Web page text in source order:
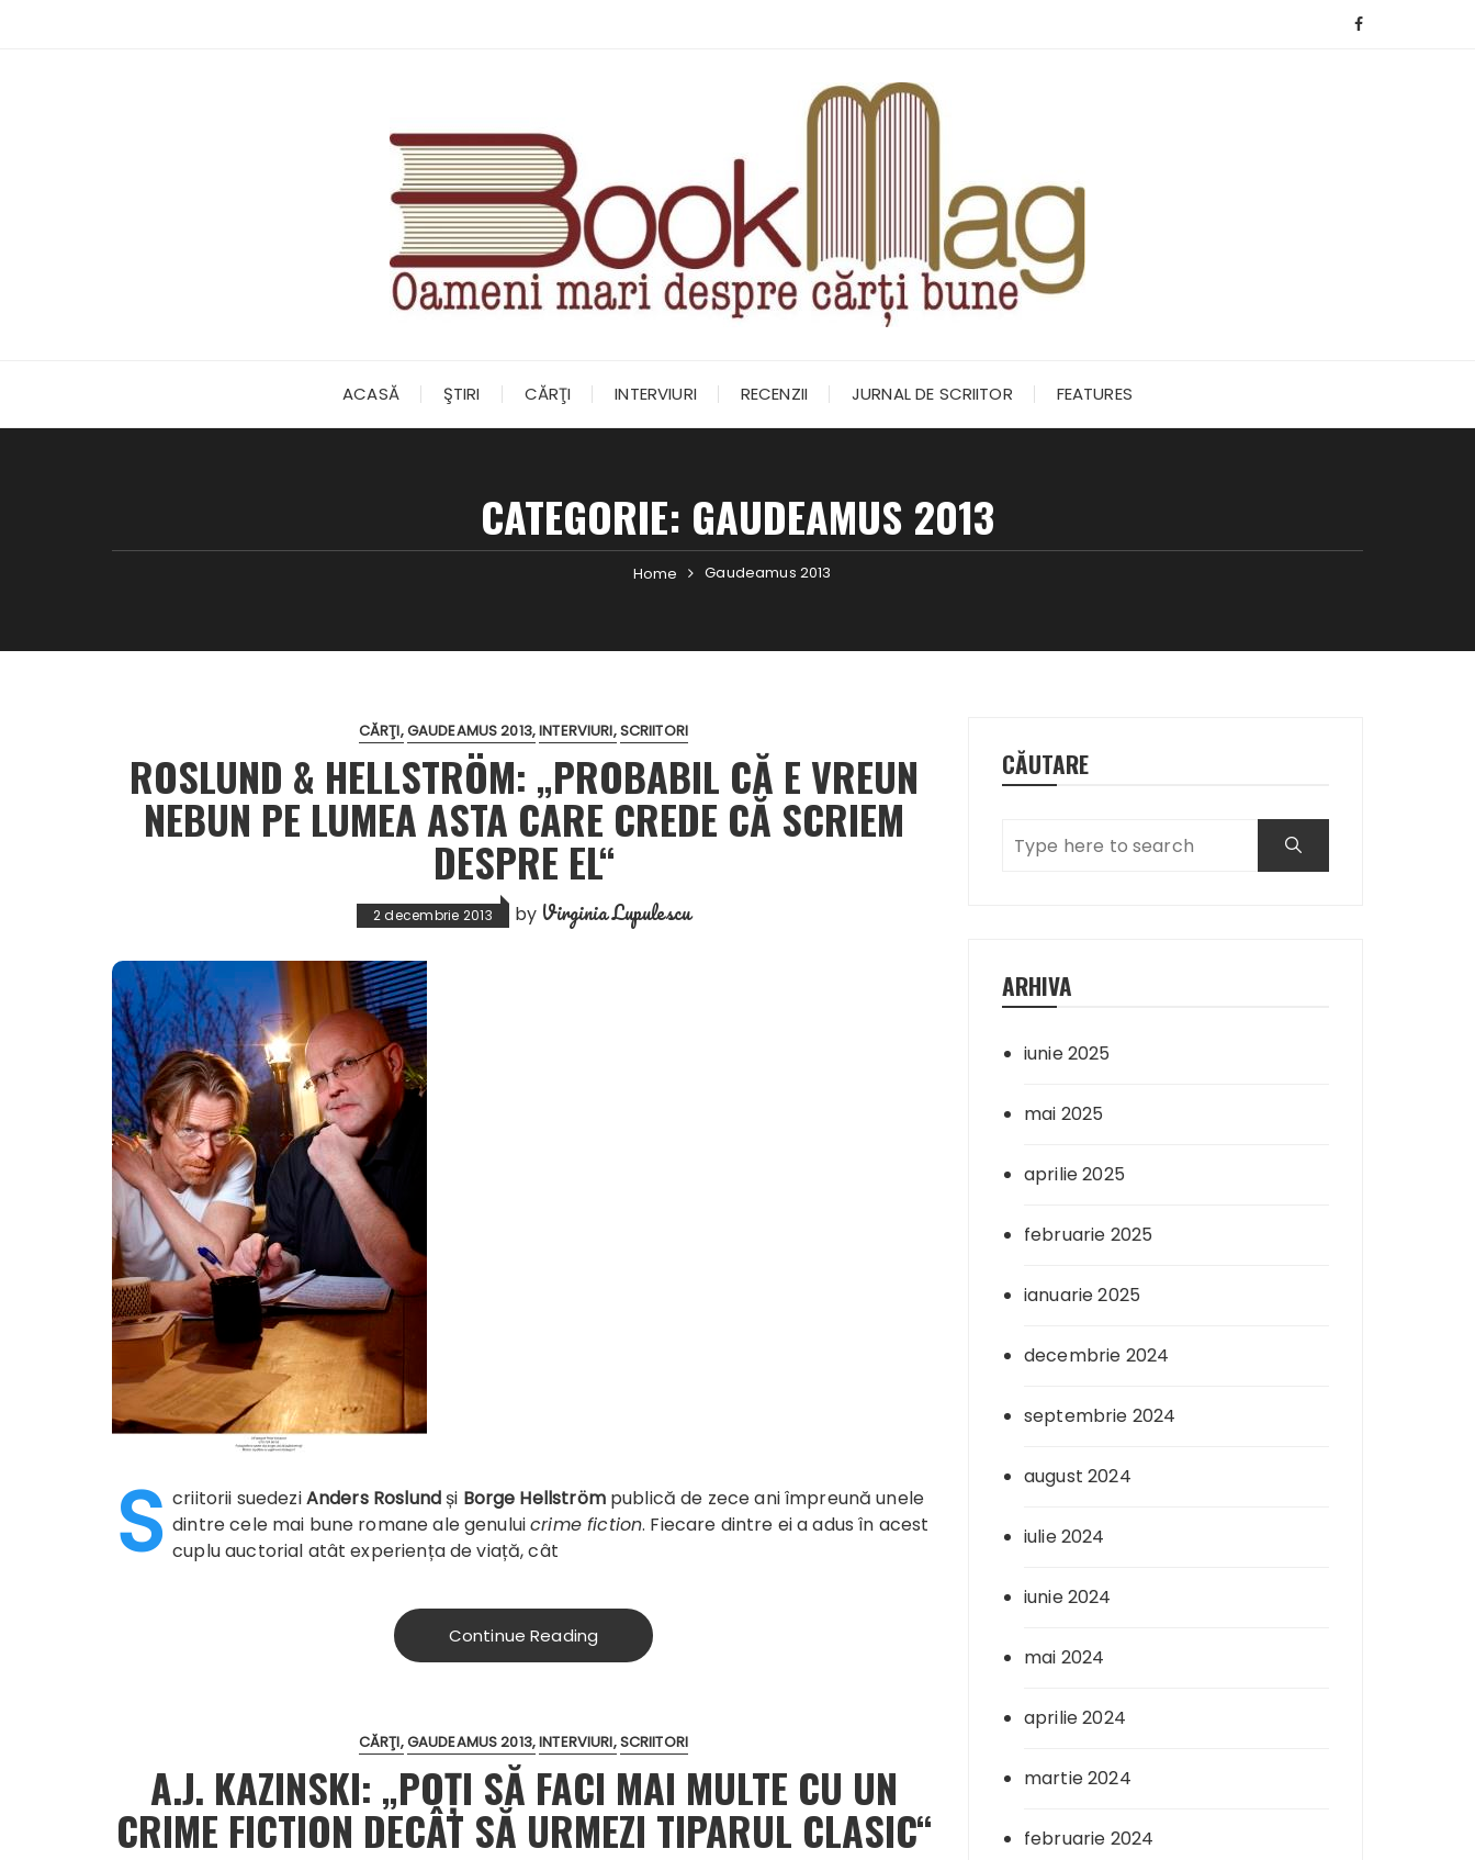
ACASĂ ŞTIRI CĂRŢI INTERVIURI RECENZII JURNAL DE SCRIITOR FEATURES
CATEGORIE: GAUDEAMUS 2013
Home Gaudeamus 2013
CĂRŢI GAUDEAMUS 2013 INTERVIURI SCRIITORI
ROSLUND & HELLSTRÖM: „PROBABIL CĂ E VREUN
NEBUN PE LUMEA ASTA CARE CREDE CĂ SCRIEM
DESPRE EL“
2 decembrie 2013 by Virginia Lupulescu
S criitorii suedeziAnders Roslundși Borge Hellströmpublică de zece ani împreună unele
dintre cele mai bune romane ale genuluicrime fiction. Fiecare dintre ei a adus în acest
cuplu auctorial atât experiența de viață, cât
Continue Reading
CĂRŢI GAUDEAMUS 2013 INTERVIURI SCRIITORI
A.J. KAZINSKI: „POȚI SĂ FACI MAI MULTE CU UN
CRIME FICTION DECÂT SĂ URMEZI TIPARUL CLASIC“
CĂUTARE
ARHIVA
iunie 2025
mai 2025
aprilie 2025
februarie 2025
ianuarie 2025
decembrie 2024
septembrie 2024
august 2024
iulie 2024
iunie 2024
mai 2024
aprilie 2024
martie 2024
februarie 2024